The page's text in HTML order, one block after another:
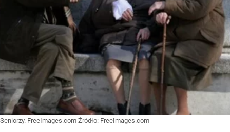
Seniorzy. FreeImages.com Źródło: FreeImages.com